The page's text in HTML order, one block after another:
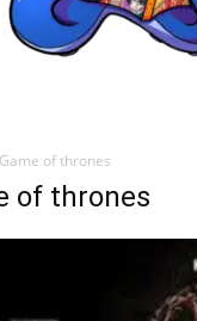
Quatregeek
Game of thrones
of thrones